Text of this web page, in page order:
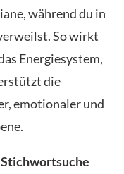
während du in
So wirkt
Energiesystem,
die
emotionaler und